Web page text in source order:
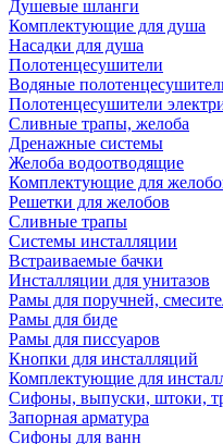
Душевые шланги
Комплектующие для душа
Насадки для душа
Полотенцесушители
Водяные
Полотенцесушители
Сливные трапы, желоба
Дренажные системы
Желоба водоотводящие
Комплектующие для
Решетки для желобов
Сливные трапы
Системы инсталляции
Встраиваемые бачки
Инсталляции для унитазов
Рамы для поручней,
Рамы для биде
Рамы для писсуаров
Кнопки для инсталляций
Комплектующие для
Сифоны, выпуски, штоки,
Запорная арматура
Сифоны для ванн